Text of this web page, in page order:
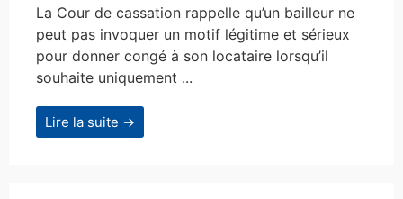
La Cour de cassation rappelle qu’un bailleur ne
peut pas invoquer un motif légitime et sérieux
pour donner congé à son locataire lorsqu’il
souhaite uniquement ...
Lire la suite →